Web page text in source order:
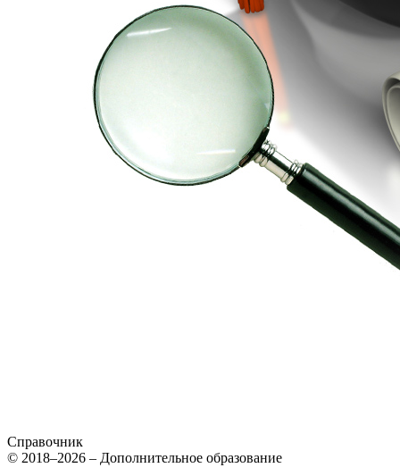
Справочник
© 2018–2026 – Дополнительное образование